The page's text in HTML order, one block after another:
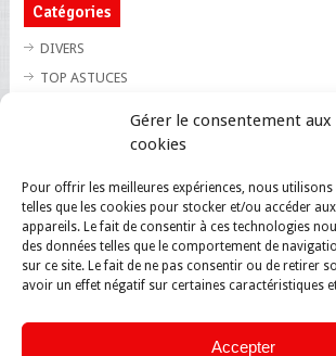
Gérer le consentement aux
cookies
Pour offrir les meilleures expériences, nous
telles que les cookies pour stocker et/ou accéder
appareils. Le fait de consentir à ces technologies
des données telles que le comportement de
sur ce site. Le fait de ne pas consentir ou de retirer
avoir un effet négatif sur certaines caractéristiques
Accepter
Catégories
DIVERS
TOP ASTUCES
TOP INSOLITE
TOP SANTE